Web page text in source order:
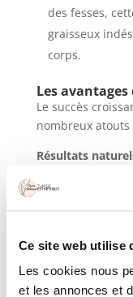
Ce site web utilise
Les cookies nous
et les annonces et
des fesses,
graisseux
corps.
Les
Le succès
nombreux atouts
Résultats
La graisse
Les zones
leur mobilité.